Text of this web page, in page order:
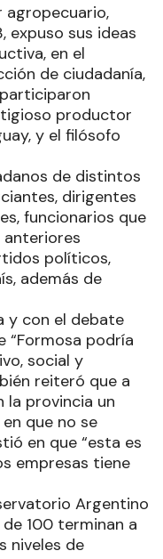
expuso sus ideas
en el
de ciudadanía,
productor
y el filósofo
de distintos
dirigentes
funcionarios que
políticos,
además de
y con el debate
“Formosa podría
social y
reiteró que a
la provincia un
que no se
en que “esta es
empresas tiene
Argentino
100 terminan a
niveles de